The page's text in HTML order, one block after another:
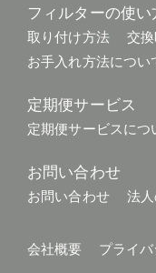
フィルターの使い
取り付け方法
交
お手入れ方法につい
定期便サービス
定期便サービスにつ
お問い合わせ
お問い合わせ 法
会社概要 プライ